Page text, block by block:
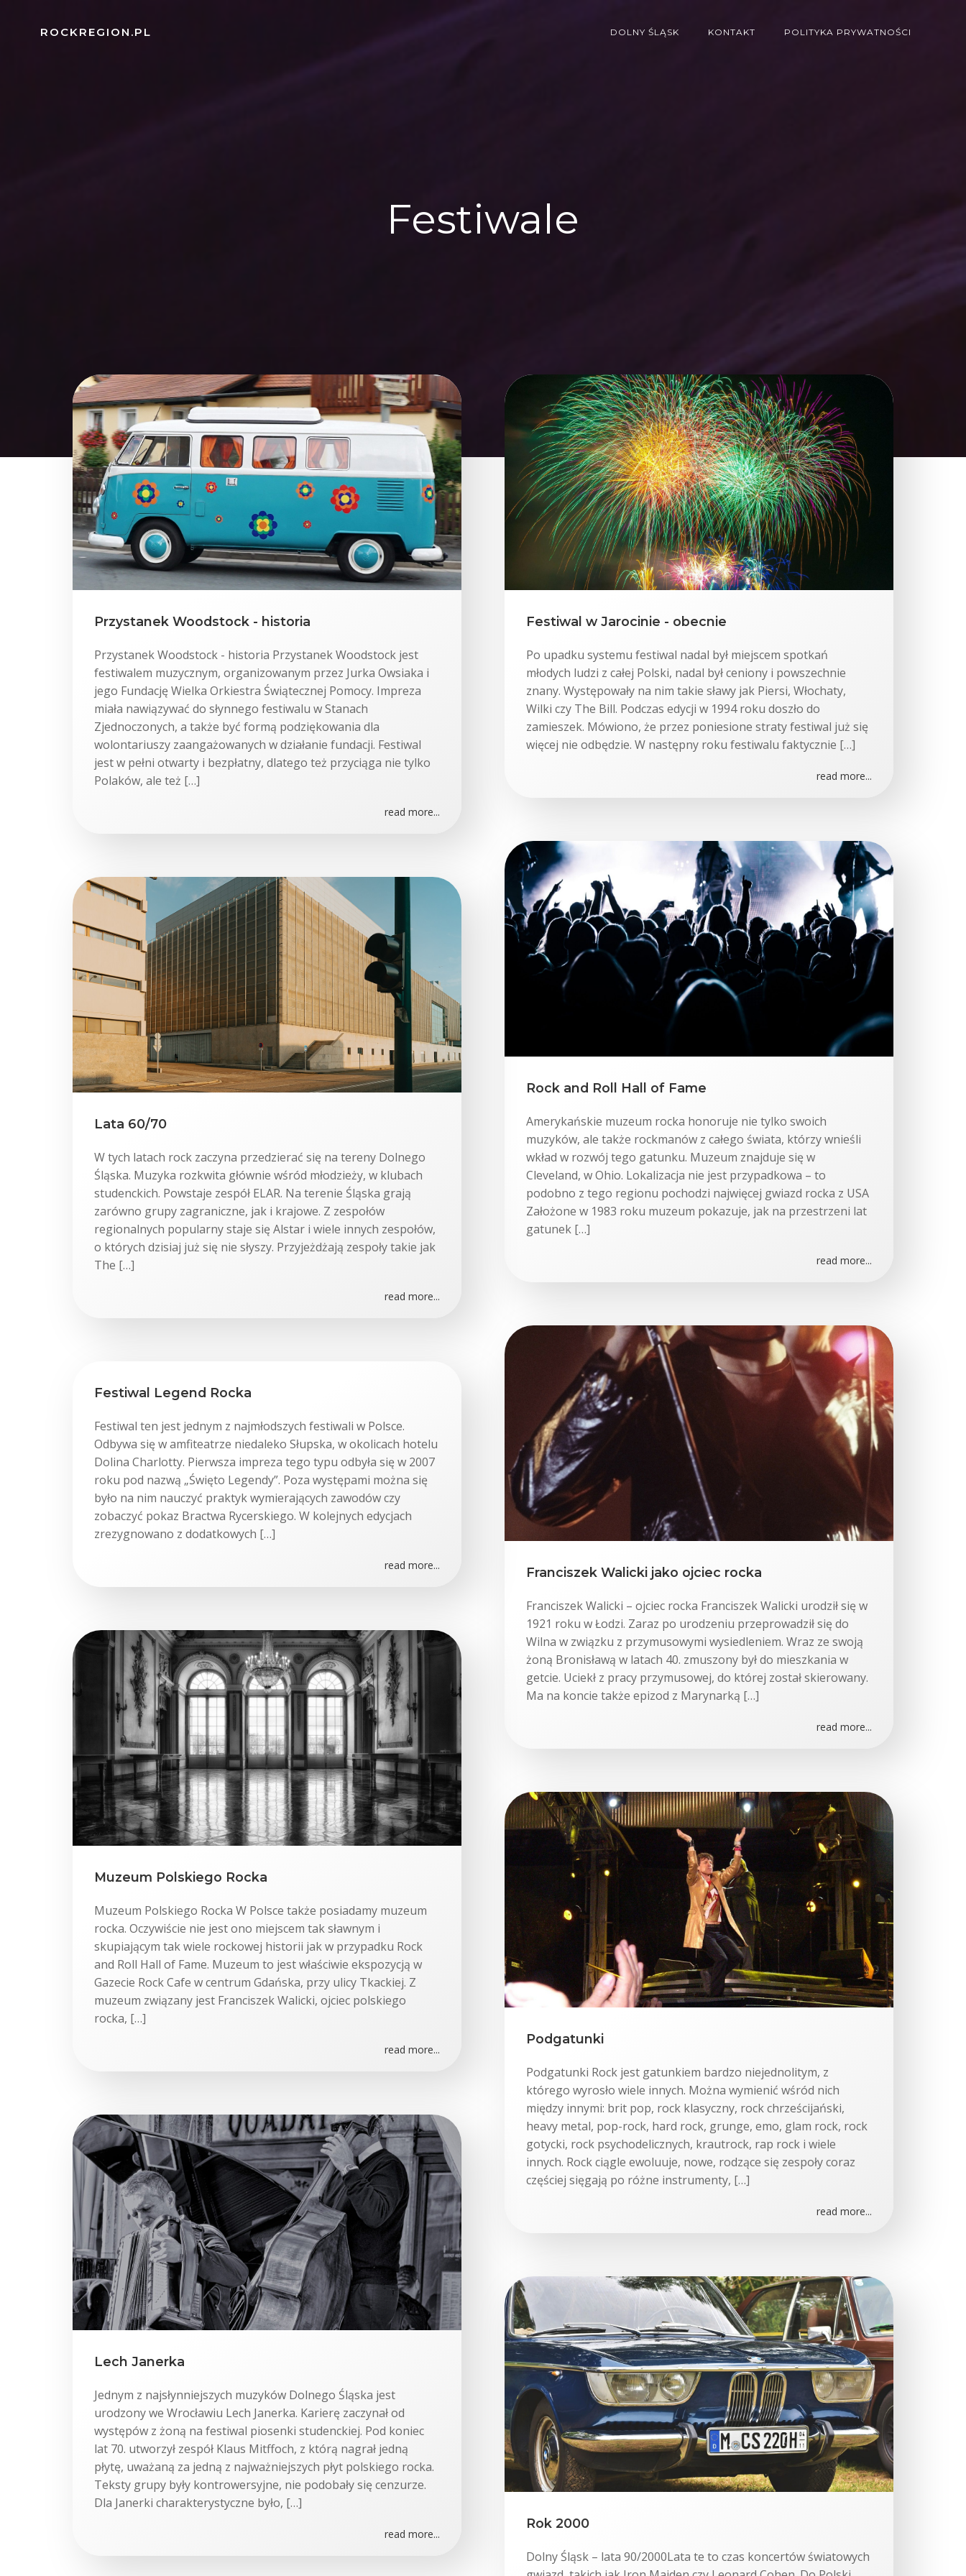
ROCKREGION.PL DOLNY ŚLĄSK KONTAKT POLITYKA PRYWATNOŚCI
Festiwale
Przystanek Woodstock - historia
Przystanek Woodstock - historia Przystanek Woodstock jest
festiwalem muzycznym, organizowanym przez Jurka Owsiaka i
jego Fundację Wielka Orkiestra Świątecznej Pomocy. Impreza
miała nawiązywać do słynnego festiwalu w Stanach
Zjednoczonych, a także być formą podziękowania dla
wolontariuszy zaangażowanych w działanie fundacji. Festiwal
jest w pełni otwarty i bezpłatny, dlatego też przyciąga nie tylko
Polaków, ale też […]
read more...
Festiwal w Jarocinie - obecnie
Po upadku systemu festiwal nadal był miejscem spotkań
młodych ludzi z całej Polski, nadal był ceniony i powszechnie
znany. Występowały na nim takie sławy jak Piersi, Włochaty,
Wilki czy The Bill. Podczas edycji w 1994 roku doszło do
zamieszek. Mówiono, że przez poniesione straty festiwal już się
więcej nie odbędzie. W następny roku festiwalu faktycznie […]
read more...
Rock and Roll Hall of Fame
Amerykańskie muzeum rocka honoruje nie tylko swoich
muzyków, ale także rockmanów z całego świata, którzy wnieśli
wkład w rozwój tego gatunku. Muzeum znajduje się w
Cleveland, w Ohio. Lokalizacja nie jest przypadkowa – to
podobno z tego regionu pochodzi najwięcej gwiazd rocka z USA
Założone w 1983 roku muzeum pokazuje, jak na przestrzeni lat
gatunek […]
read more...
Lata 60/70
W tych latach rock zaczyna przedzierać się na tereny Dolnego
Śląska. Muzyka rozkwita głównie wśród młodzieży, w klubach
studenckich. Powstaje zespół ELAR. Na terenie Śląska grają
zarówno grupy zagraniczne, jak i krajowe. Z zespołów
regionalnych popularny staje się Alstar i wiele innych zespołów,
o których dzisiaj już się nie słyszy. Przyjeżdżają zespoły takie jak
The […]
read more...
Franciszek Walicki jako ojciec rocka
Franciszek Walicki – ojciec rocka Franciszek Walicki urodził się w
1921 roku w Łodzi. Zaraz po urodzeniu przeprowadził się do
Wilna w związku z przymusowymi wysiedleniem. Wraz ze swoją
żoną Bronisławą w latach 40. zmuszony był do mieszkania w
getcie. Uciekł z pracy przymusowej, do której został skierowany.
Ma na koncie także epizod z Marynarką […]
read more...
Festiwal Legend Rocka
Festiwal ten jest jednym z najmłodszych festiwali w Polsce.
Odbywa się w amfiteatrze niedaleko Słupska, w okolicach hotelu
Dolina Charlotty. Pierwsza impreza tego typu odbyła się w 2007
roku pod nazwą „Święto Legendy”. Poza występami można się
było na nim nauczyć praktyk wymierających zawodów czy
zobaczyć pokaz Bractwa Rycerskiego. W kolejnych edycjach
zrezygnowano z dodatkowych […]
read more...
Muzeum Polskiego Rocka
Muzeum Polskiego Rocka W Polsce także posiadamy muzeum
rocka. Oczywiście nie jest ono miejscem tak sławnym i
skupiającym tak wiele rockowej historii jak w przypadku Rock
and Roll Hall of Fame. Muzeum to jest właściwie ekspozycją w
Gazecie Rock Cafe w centrum Gdańska, przy ulicy Tkackiej. Z
muzeum związany jest Franciszek Walicki, ojciec polskiego
rocka, […]
read more...
Podgatunki
Podgatunki Rock jest gatunkiem bardzo niejednolitym, z
którego wyrosło wiele innych. Można wymienić wśród nich
między innymi: brit pop, rock klasyczny, rock chrześcijański,
heavy metal, pop-rock, hard rock, grunge, emo, glam rock, rock
gotycki, rock psychodelicznych, krautrock, rap rock i wiele
innych. Rock ciągle ewoluuje, nowe, rodzące się zespoły coraz
częściej sięgają po różne instrumenty, […]
read more...
Lech Janerka
Jednym z najsłynniejszych muzyków Dolnego Śląska jest
urodzony we Wrocławiu Lech Janerka. Karierę zaczynał od
występów z żoną na festiwal piosenki studenckiej. Pod koniec
lat 70. utworzył zespół Klaus Mitffoch, z którą nagrał jedną
płytę, uważaną za jedną z najważniejszych płyt polskiego rocka.
Teksty grupy były kontrowersyjne, nie podobały się cenzurze.
Dla Janerki charakterystyczne było, […]
read more...
Rok 2000
Dolny Śląsk – lata 90/2000Lata te to czas koncertów światowych